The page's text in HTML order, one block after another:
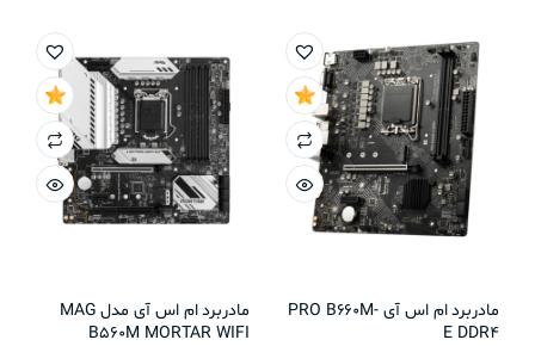
مادربرد ام اس آی PRO B660M-
E DDR4
مادربرد ام اس آی مدل MAG
B560M MORTAR WIFI